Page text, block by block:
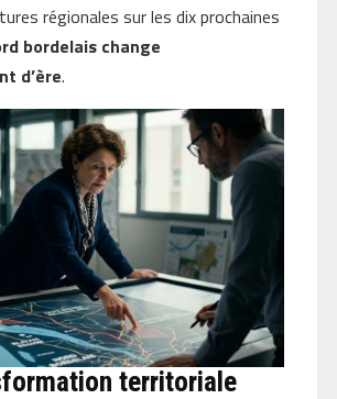
régionales sur les dix prochaines
bordelais change
d’ère.
territoriale